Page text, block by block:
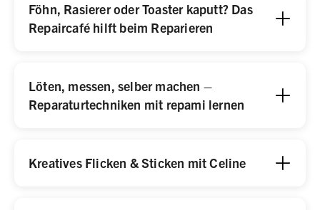
Föhn, Rasierer oder Toaster kaputt? Das
Repaircafé hilft beim Reparieren
Löten, messen, selber machen –
Reparaturtechniken mit repami lernen
Kreatives Flicken & Sticken mit Celine